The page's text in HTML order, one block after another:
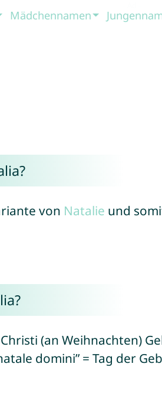
Mädchennamen
von Natalie und
(an Weihnachten)
domini” = Tag der